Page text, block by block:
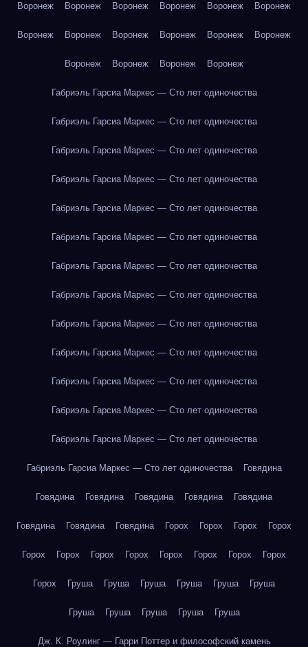
Воронеж Воронеж Воронеж Воронеж Воронеж Воронеж
Воронеж Воронеж Воронеж Воронеж Воронеж Воронеж
Воронеж Воронеж Воронеж Воронеж
Габриэль Гарсиа Маркес — Сто лет одиночества
Габриэль Гарсиа Маркес — Сто лет одиночества
Габриэль Гарсиа Маркес — Сто лет одиночества
Габриэль Гарсиа Маркес — Сто лет одиночества
Габриэль Гарсиа Маркес — Сто лет одиночества
Габриэль Гарсиа Маркес — Сто лет одиночества
Габриэль Гарсиа Маркес — Сто лет одиночества
Габриэль Гарсиа Маркес — Сто лет одиночества
Габриэль Гарсиа Маркес — Сто лет одиночества
Габриэль Гарсиа Маркес — Сто лет одиночества
Габриэль Гарсиа Маркес — Сто лет одиночества
Габриэль Гарсиа Маркес — Сто лет одиночества
Габриэль Гарсиа Маркес — Сто лет одиночества
Габриэль Гарсиа Маркес — Сто лет одиночества Говядина
Говядина Говядина Говядина Говядина Говядина
Говядина Говядина Говядина Горох Горох Горох Горох
Горох Горох Горох Горох Горох Горох Горох Горох
Горох Груша Груша Груша Груша Груша Груша
Груша Груша Груша Груша Груша
Дж. К. Роулинг — Гарри Поттер и философский камень